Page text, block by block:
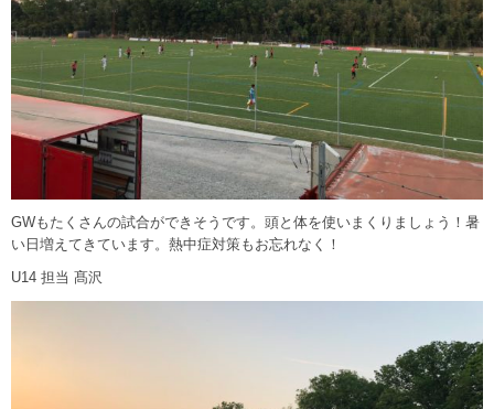
GWもたくさんの試合ができそうです。頭と体を使いまくりましょう！暑
い日増えてきています。熱中症対策もお忘れなく！
U14 担当 髙沢